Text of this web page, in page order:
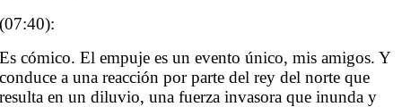
(07:40):
Es cómico. El empuje es un evento único, mis amigos. Y
conduce a una reacción por parte del rey del norte que
resulta en un diluvio, una fuerza invasora que inunda y